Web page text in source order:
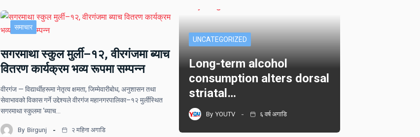
समाचार
सगरमाथा स्कुल मुर्ली–१२, वीरगंजमा ब्याच
वितरण कार्यक्रम भव्य रूपमा सम्पन्न
वीरगंज — विद्यार्थीहरूमा नेतृत्व क्षमता, जिम्मेवारीबोध, अनुशासन तथा
सेवाभावको विकास गर्ने उद्देश्यले वीरगंज महानगरपालिका–१२ मुर्लीस्थित
सगरमाथा स्कुलमा ‘ब्याच…
By Birgunj २ महिना अगाडि
UNCATEGORIZED
Long-term alcohol
consumption alters dorsal
striatal…
By YOUTV ६ वर्ष अगाडि